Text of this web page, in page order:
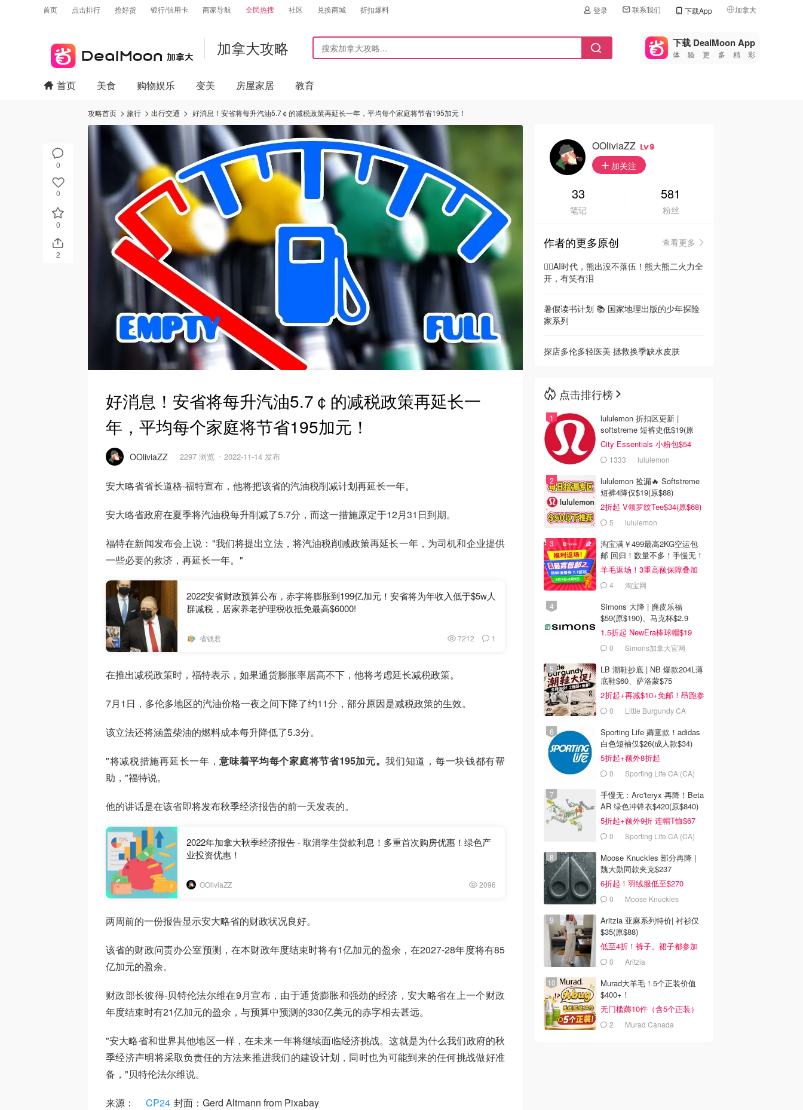
首页 点击排行 抢好货 银行/信用卡 商家导航 全民热搜 社区 兑换商城 折扣爆料 登录 联系我们 下载App 加拿大
🇺🇸
美国
🇨🇳中国
🇮🇹
🇦🇺
🇳🇿新西兰
加拿大攻略 下载 DealMoon App
体验更多精彩
0
0
0
2
首页 美食 购物娱乐 变美 房屋家居 教育
攻略首页 旅行 出行交通 好消息！安省将每升汽油5.7￠的减税政策再延长一年，平均每个家庭将节省195加元！
好消息！安省将每升汽油5.7￠的减税政策再延长一
年，平均每个家庭将节省195加元！
OOliviaZZ 2297 浏览 2022-11-14 发布
安大略省省长道格-福特宣布，他将把该省的汽油税削减计划再延长一年。
安大略省政府在夏季将汽油税每升削减了5.7分，而这一措施原定于12月31日到期。
福特在新闻发布会上说："我们将提出立法，将汽油税削减政策再延长一年，为司机和企业提供
一些必要的救济，再延长一年。"
2022安省财政预算公布，赤字将膨胀到199亿加元！安省将为年收入低于$5w人
群减税，居家养老护理税收抵免最高$6000!
省钱君 7212 1
在推出减税政策时，福特表示，如果通货膨胀率居高不下，他将考虑延长减税政策。
7月1日，多伦多地区的汽油价格一夜之间下降了约11分，部分原因是减税政策的生效。
该立法还将涵盖柴油的燃料成本每升降低了5.3分。
"将减税措施再延长一年，意味着平均每个家庭将节省195加元。我们知道，每一块钱都有帮
助，"福特说。
他的讲话是在该省即将发布秋季经济报告的前一天发表的。
2022年加拿大秋季经济报告 - 取消学生贷款利息！多重首次购房优惠！绿色产
业投资优惠！
OOliviaZZ 2096
两周前的一份报告显示安大略省的财政状况良好。
该省的财政问责办公室预测，在本财政年度结束时将有1亿加元的盈余，在2027-28年度将有85
亿加元的盈余。
财政部长彼得-贝特伦法尔维在9月宣布，由于通货膨胀和强劲的经济，安大略省在上一个财政
年度结束时有21亿加元的盈余，与预算中预测的330亿美元的赤字相去甚远。
"安大略省和世界其他地区一样，在未来一年将继续面临经济挑战。这就是为什么我们政府的秋
季经济声明将采取负责任的方法来推进我们的建设计划，同时也为可能到来的任何挑战做好准
备，"贝特伦法尔维说。
来源： CP24 封面：Gerd Altmann from Pixabay
OOliviaZZ 9
加关注
33
笔记
581
粉丝
作者的更多原创
查看更多
🦸‍♂️AI时代，熊出没不落伍！熊大熊二火力全
开，有笑有泪
暑假读书计划 📚 国家地理出版的少年探险
家系列
探店多伦多轻医美 拯救换季缺水皮肤
点击排行榜
lululemon 折扣区更新 |
softstreme 短裤史低$19(原
$88)
City Essentials 小粉包$54
1333 lululemon
lululemon 捡漏🔥 Softstreme
短裤4降仅$19(原$88)
2折起 V领罗纹Tee$34(原$68)
5 lululemon
淘宝满￥499最高2KG空运包
邮 回归！数量不多！手慢无！
羊毛返场！3重高额保障叠加
4 淘宝网
Simons 大降 | 麂皮乐福
$59(原$190)、马克杯$2.9
1.5折起 NewEra棒球帽$19
0 Simons加拿大官网
LB 潮鞋抄底 | NB 爆款204L薄
底鞋$60、萨洛蒙$75
2折起+再减$10+免邮！昂跑参
加 0
Little Burgundy CA
Sporting Life 薅童款！adidas
白色短袖仅$26(成人款$34)
5折起+额外8折起
0 Sporting Life CA (CA)
手慢无：Arc'teryx 再降！Beta
AR 绿色冲锋衣$420(原$840)
5折起+额外9折 连帽T恤$67
0 Sporting Life CA (CA)
Moose Knuckles 部分再降 |
魏大勋同款夹克$237
6折起！羽绒服低至$270
0 Moose Knuckles
Aritzia 亚麻系列特价| 衬衫仅
$35(原$88)
低至4折！裤子、裙子都参加
0 Aritzia
Murad大羊毛！5个正装价值
$400+！
无门槛薅10件（含5个正装）
2 Murad Canada